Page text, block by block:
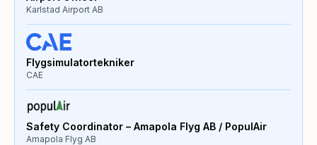
Karlstad Airport AB
Flygsimulatortekniker
CAE
Safety Coordinator – Amapola Flyg AB / PopulAir
Amapola Flyg AB